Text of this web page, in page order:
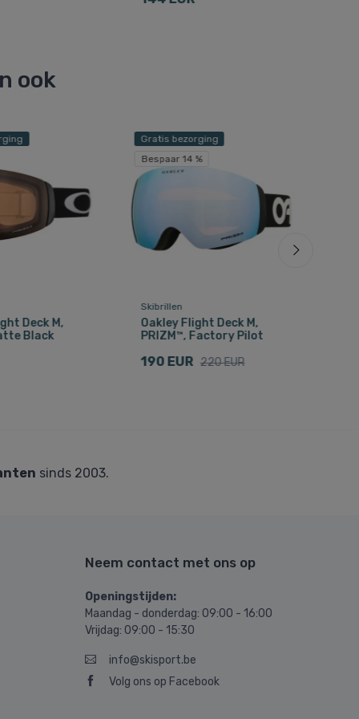
ook
Deck M,
Black
Gratis bezorging
Bespaar 14 %
Skibrillen
Oakley Flight Deck M,
PRIZM™, Factory Pilot
190 EUR 220 EUR
sinds 2003.
Neem contact met ons op
Openingstijden:
Maandag - donderdag: 09:00 - 16:00
Vrijdag: 09:00 - 15:30
info@skisport.be
Volg ons op Facebook